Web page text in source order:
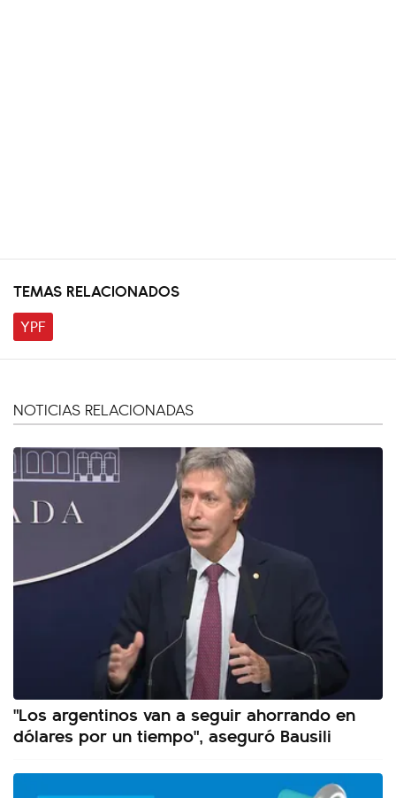
TEMAS RELACIONADOS
YPF
NOTICIAS RELACIONADAS
"Los argentinos van a seguir ahorrando en
dólares por un tiempo", aseguró Bausili